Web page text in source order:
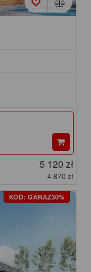
5 120 zł
4 870 zł
KOD: GARAZ30%